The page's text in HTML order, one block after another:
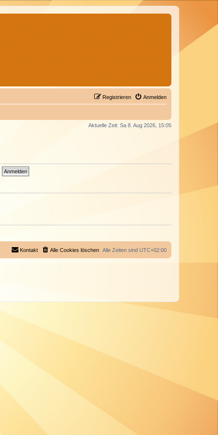
Anmelden
Registrieren
Aktuelle Zeit: Sa 8. Aug 2026, 15:05
Alle Zeiten sind UTC+02:00
Alle Cookies löschen
Kontakt